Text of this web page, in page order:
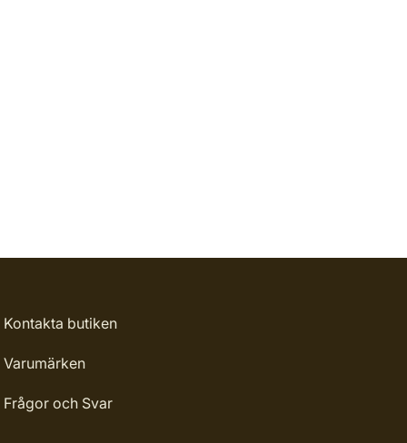
Kontakta butiken
Varumärken
Frågor och Svar